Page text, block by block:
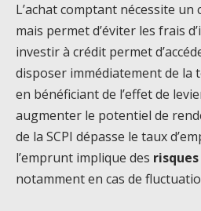
L’achat comptant nécessite un
mais permet d’éviter les frais
investir à crédit permet
disposer immédiatement de la
en bénéficiant de l’effet de
augmenter le potentiel de
de la SCPI dépasse le taux
l’emprunt implique des
notamment en cas de